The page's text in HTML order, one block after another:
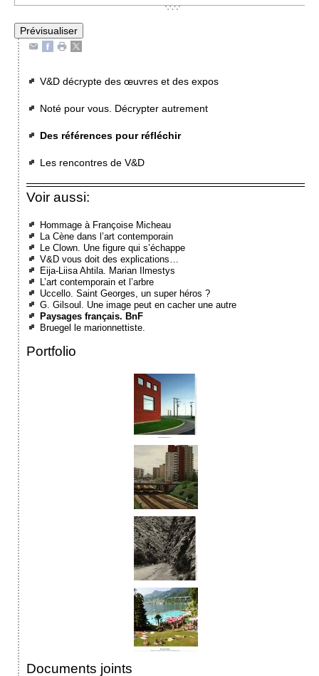
V&D décrypte des œuvres et des expos
Noté pour vous. Décrypter autrement
Des références pour réfléchir
Les rencontres de V&D
Voir aussi:
Hommage à Françoise Micheau
La Cène dans l’art contemporain
Le Clown. Une figure qui s’échappe
V&D vous doit des explications…
Eija-Liisa Ahtila. Marian Ilmestys
L’art contemporain et l’arbre
Uccello. Saint Georges, un super héros ?
G. Gilsoul. Une image peut en cacher une autre
Paysages français. BnF
Bruegel le marionnettiste.
Portfolio
Documents joints